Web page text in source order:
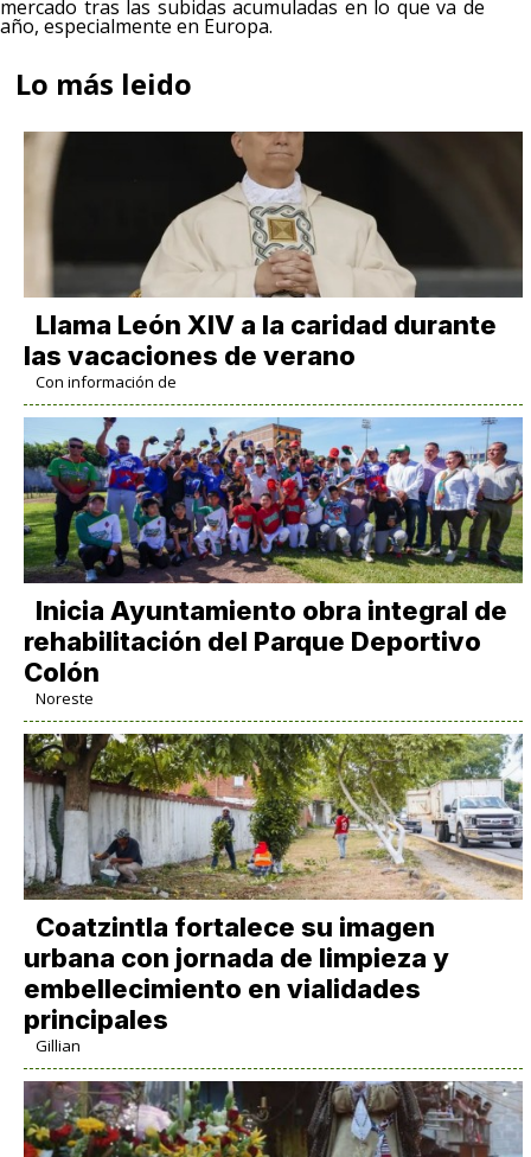
mercado tras las subidas acumuladas en lo que va de
año, especialmente en Europa.
Lo más leido
Llama León XIV a la caridad durante
las vacaciones de verano
Con información de
Inicia Ayuntamiento obra integral de
rehabilitación del Parque Deportivo
Colón
Noreste
Coatzintla fortalece su imagen
urbana con jornada de limpieza y
embellecimiento en vialidades
principales
Gillian